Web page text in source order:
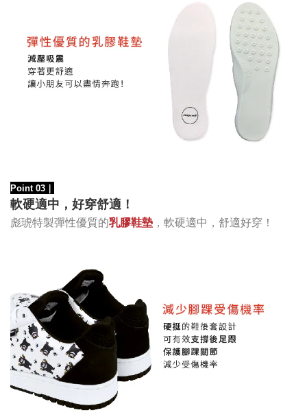
Point 03 ｜
軟硬適中，好穿舒適！
彪琥特製彈性優質的乳膠鞋墊 ， 軟硬適中，舒適好穿 ！